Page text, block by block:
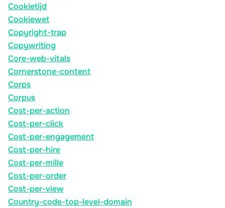
Cookietijd
Cookiewet
Copyright-trap
Copywriting
Core-web-vitals
Cornerstone-content
Corps
Corpus
Cost-per-action
Cost-per-click
Cost-per-engagement
Cost-per-hire
Cost-per-mille
Cost-per-order
Cost-per-view
Country-code-top-level-domain